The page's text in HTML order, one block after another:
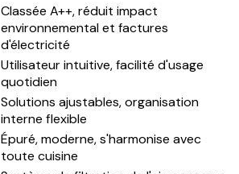
Classée A++, réduit impact
environnemental et factures
d'électricité
Utilisateur intuitive, facilité d'usage
quotidien
Solutions ajustables, organisation
interne flexible
Épuré, moderne, s'harmonise avec
toute cuisine